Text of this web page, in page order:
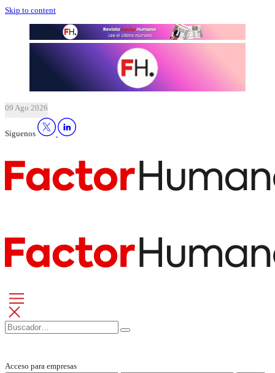
Skip to content
09 Ago 2026
Síguenos
Acceso para empresas